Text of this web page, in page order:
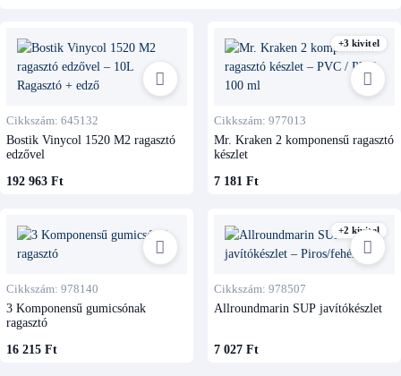
Cikkszám: 645132
Bostik Vinycol 1520 M2 ragasztó
edzővel
192 963 Ft
+3 kivitel
Cikkszám: 977013
Mr. Kraken 2 komponensű ragasztó
készlet
7 181 Ft
Cikkszám: 978140
3 Komponensű gumicsónak
ragasztó
16 215 Ft
+2 kivitel
Cikkszám: 978507
Allroundmarin SUP javítókészlet
7 027 Ft